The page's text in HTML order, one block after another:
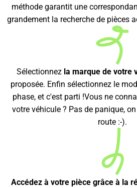
méthode garantit une
grandement la recherche de pièces
Sélectionnez la marque de votre
proposée. Enfin sélectionnez le
phase, et c'est parti !Vous ne
votre véhicule ? Pas de panique,
route :-).
Accédez à votre pièce grâce à la